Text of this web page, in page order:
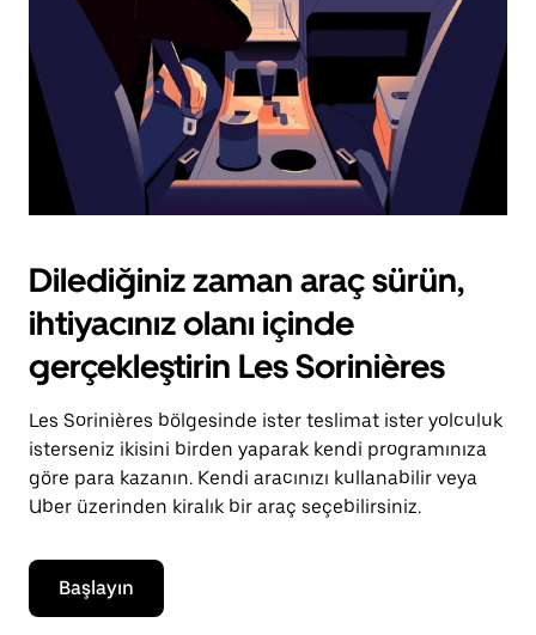
Dilediğiniz zaman araç sürün,
ihtiyacınız olanı içinde
gerçekleştirin Les Sorinières
Les Sorinières bölgesinde ister teslimat ister yolculuk
isterseniz ikisini birden yaparak kendi programınıza
göre para kazanın. Kendi aracınızı kullanabilir veya
Uber üzerinden kiralık bir araç seçebilirsiniz.
Başlayın